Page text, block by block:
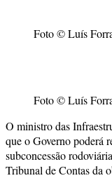
Foto © Luís
Foto © Luís
O ministro das
que o Governo poderá
subconcessão
Tribunal de Contas da